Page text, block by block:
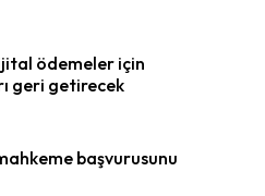
ödemeler için
geri getirecek
başvurusunu